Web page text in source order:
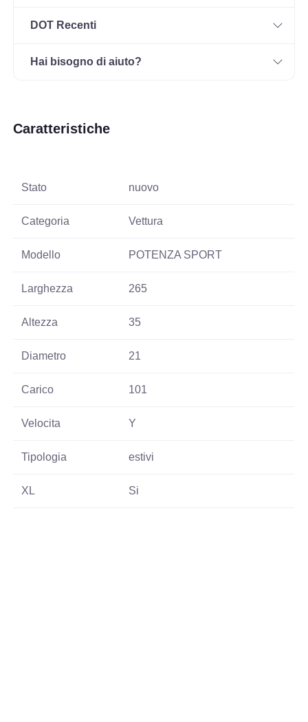
DOT Recenti
Hai bisogno di aiuto?
Caratteristiche
Stato nuovo
Categoria Vettura
Modello POTENZA SPORT
Larghezza 265
Altezza 35
Diametro 21
Carico 101
Velocita Y
Tipologia estivi
XL Si